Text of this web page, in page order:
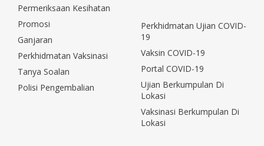
Permeriksaan Kesihatan
Promosi
Ganjaran
Perkhidmatan Vaksinasi
Tanya Soalan
Polisi Pengembalian
Perkhidmatan Ujian COVID-
19
Vaksin COVID-19
Portal COVID-19
Ujian Berkumpulan Di
Lokasi
Vaksinasi Berkumpulan Di
Lokasi